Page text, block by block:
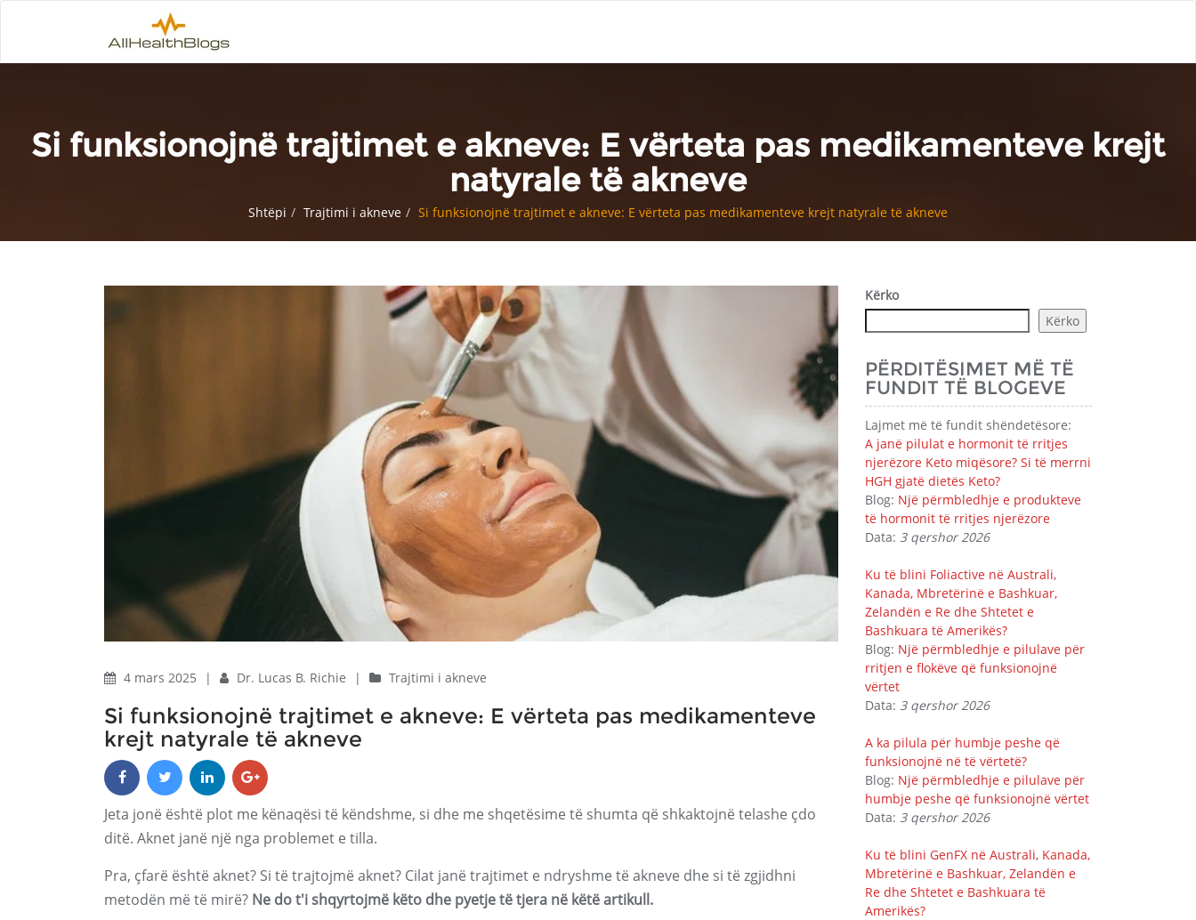
Si funksionojnë trajtimet e akneve: E vërteta pas medikamenteve krejt
natyrale të akneve
Shtëpi Trajtimi i akneve Si funksionojnë trajtimet e akneve: E vërteta pas medikamenteve krejt natyrale të akneve
4 mars 2025 | Dr. Lucas B. Richie | Trajtimi i akneve
Si funksionojnë trajtimet e akneve: E vërteta pas medikamenteve
krejt natyrale të akneve
Jeta jonë është plot me kënaqësi të këndshme, si dhe me shqetësime të shumta që shkaktojnë telashe çdo
ditë. Aknet janë një nga problemet e tilla.
Pra, çfarë është aknet? Si të trajtojmë aknet? Cilat janë trajtimet e ndryshme të akneve dhe si të zgjidhni
metodën më të mirë? Ne do t'i shqyrtojmë këto dhe pyetje të tjera në këtë artikull.
Kërko
Kërko
PËRDITËSIMET MË TË
FUNDIT TË BLOGEVE
Lajmet më të fundit shëndetësore:
A janë pilulat e hormonit të rritjes
njerëzore Keto miqësore? Si të merrni
HGH gjatë dietës Keto?
Blog: Një përmbledhje e produkteve
të hormonit të rritjes njerëzore
Data: 3 qershor 2026
Ku të blini Foliactive në Australi,
Kanada, Mbretërinë e Bashkuar,
Zelandën e Re dhe Shtetet e
Bashkuara të Amerikës?
Blog: Një përmbledhje e pilulave për
rritjen e flokëve që funksionojnë
vërtet
Data: 3 qershor 2026
A ka pilula për humbje peshe që
funksionojnë në të vërtetë?
Blog: Një përmbledhje e pilulave për
humbje peshe që funksionojnë vërtet
Data: 3 qershor 2026
Ku të blini GenFX në Australi, Kanada,
Mbretërinë e Bashkuar, Zelandën e
Re dhe Shtetet e Bashkuara të
Amerikës?